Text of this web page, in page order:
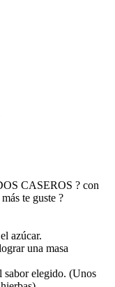
CASEROS ? con
te guste ?
azúcar.
una masa
sabor elegido. (Unos